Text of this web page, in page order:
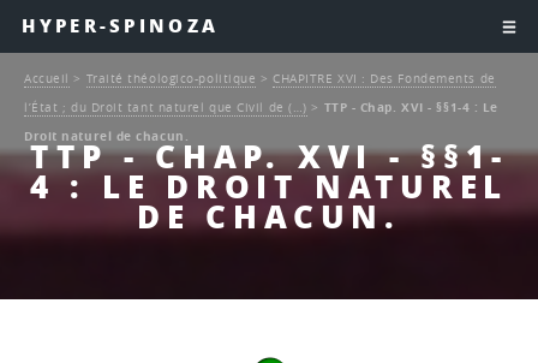
HYPER-SPINOZA
TTP - CHAP. XVI - §§1-
4 : LE DROIT NATUREL
DE CHACUN.
Accueil > Traité théologico-politique > CHAPITRE XVI : Des Fondements de
l’État ; du Droit tant naturel que Civil de (…) > TTP - Chap. XVI - §§1-4 : Le
Droit naturel de chacun.